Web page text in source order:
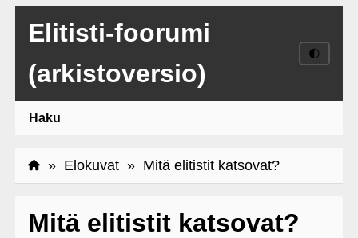
Elitisti-foorumi
(arkistoversio)
🌓
Haku
» Elokuvat» Mitä elitistit katsovat?
Mitä elitistit katsovat?